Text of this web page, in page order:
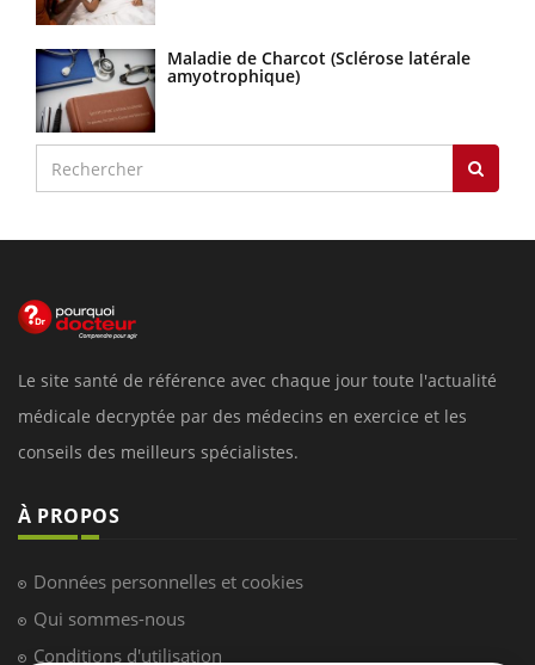
Maladie de Charcot (Sclérose latérale
amyotrophique)
Le site santé de référence avec chaque jour toute l'actualité
médicale decryptée par des médecins en exercice et les
conseils des meilleurs spécialistes.
À PROPOS
Données personnelles et cookies
Qui sommes-nous
Conditions d'utilisation